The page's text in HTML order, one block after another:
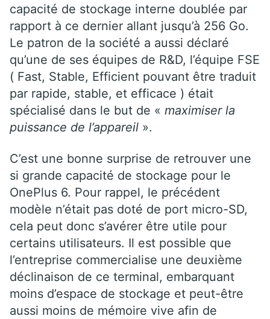
capacité de stockage interne doublée par
rapport à ce dernier allant jusqu’à 256 Go.
Le patron de la société a aussi déclaré
qu’une de ses équipes de R&D, l’équipe FSE
( Fast, Stable, Efficient pouvant être traduit
par rapide, stable, et efficace ) était
spécialisé dans le but de « maximiser la
puissance de l’appareil ».
C’est une bonne surprise de retrouver une
si grande capacité de stockage pour le
OnePlus 6. Pour rappel, le précédent
modèle n’était pas doté de port micro-SD,
cela peut donc s’avérer être utile pour
certains utilisateurs. Il est possible que
l’entreprise commercialise une deuxième
déclinaison de ce terminal, embarquant
moins d’espace de stockage et peut-être
aussi moins de mémoire vive afin de